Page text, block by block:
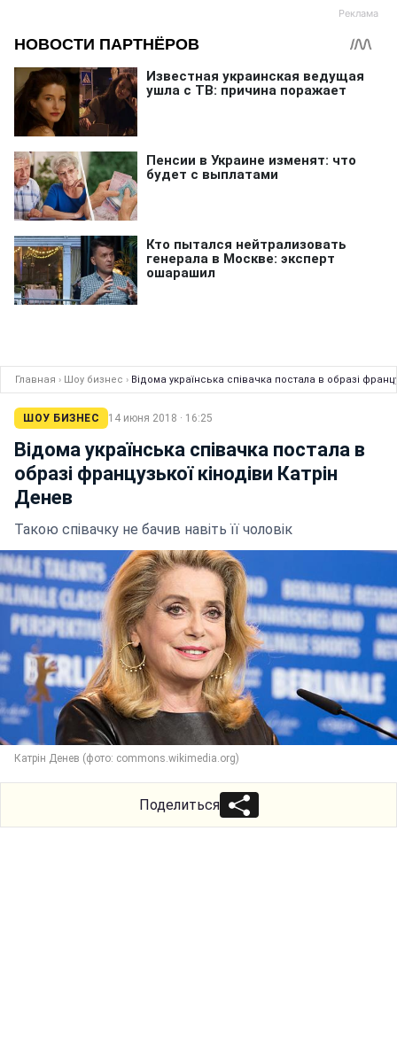
Главная › Шоу бизнес › Відома українська співачка постала в образі
ШОУ БИЗНЕС 14 июня 2018 · 16:25
Відома українська співачка постала в
образі французької кінодіви Катрін
Денев
Такою співачку не бачив навіть її чоловік
Катрін Денев (фото: commons.wikimedia.org)
Поделиться